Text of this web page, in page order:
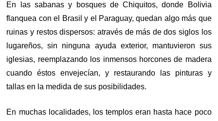
En las sabanas y bosques de Chiquitos, donde Bolivia
flanquea con el Brasil y el Paraguay, quedan algo más que
ruinas y restos dispersos: através de más de dos siglos los
lugareños, sin ninguna ayuda exterior, mantuvieron sus
iglesias, reemplazando los inmensos horcones de madera
cuando éstos envejecían, y restaurando las pinturas y
tallas en la medida de sus posibilidades.
En muchas localidades, los templos eran hasta hace poco